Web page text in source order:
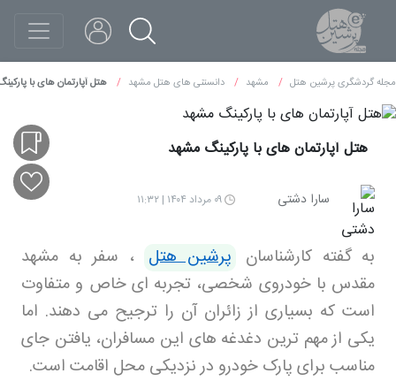
مجله گردشگری پرشین هتل مشهد دانستنی های هتل مشهد هتل آپارتمان های با
هتل آپارتمان های با پارکینگ مشهد
سارا دشتی ۰۹ مرداد ۱۴۰۴ | ۱۱:۳۲
به گفته کارشناسان پرشین هتل ، سفر به مشهد
مقدس با خودروی شخصی، تجربه ای خاص و متفاوت
است که بسیاری از زائران آن را ترجیح می دهند. اما
یکی از مهم ترین دغدغه های این مسافران، یافتن جای
مناسب برای پارک خودرو در نزدیکی محل اقامت است.